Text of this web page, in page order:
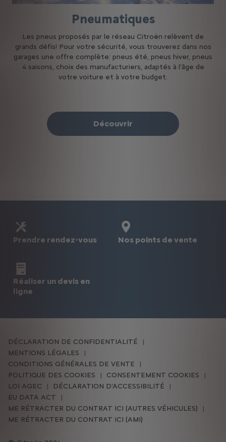
Pneumatiques
Les pneus proposés par le réseau Citroën relèvent de
grands défis! Pour votre sécurité, vous trouverez dans nos
garages une offre complète: pneus été, pneus hiver, pneus
4 saisons, choix des manufacturiers, adaptés à l'âge de
votre voiture et à votre budget.
Découvrir
Prendre rendez-vous Nos points de vente
Réaliser un devis en
ligne
DÉCLARATION DE CONFIDENTIALITÉ
MENTIONS LÉGALES
CONDITIONS GÉNÉRALES DE VENTE
POLITIQUE DES COOKIES
CONSENTEMENT COOKIES
LOI AGEC
DÉCLARATION D'ACCESSIBILITÉ
EU DATA ACT
ME RÉTRACTER DU CONTRAT ICI (AUTRES VÉHICULES)
ME RÉTRACTER DU CONTRAT ICI (AMI)